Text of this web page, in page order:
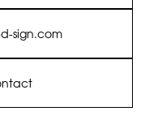
sign.com